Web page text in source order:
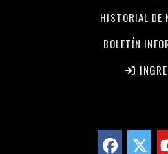
HISTORIAL DE
BOLETÍN